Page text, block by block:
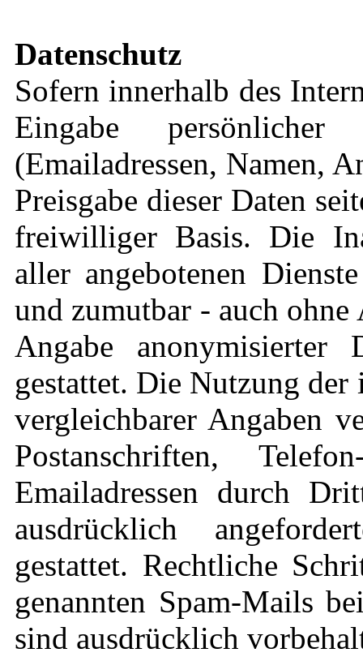
Datenschutz
Sofern innerhalb des
Eingabe
(Emailadressen, Namen,
Preisgabe dieser Daten
freiwilliger Basis. Die
aller angebotenen
und zumutbar - auch
Angabe anonymisierter
gestattet. Die Nutzung der
vergleichbarer Angaben
Postanschriften,
Emailadressen durch
ausdrücklich
gestattet. Rechtliche
genannten Spam-Mails
sind ausdrücklich